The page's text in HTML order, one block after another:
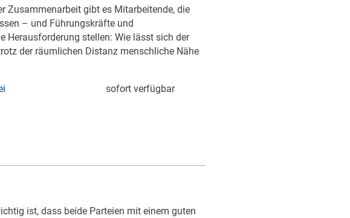
Zusammenarbeit gibt es Mitarbeitende, die
– und Führungskräfte und
Herausforderung stellen: Wie lässt sich der
der räumlichen Distanz menschliche Nähe
sofort verfügbar
ist, dass beide Parteien mit einem guten